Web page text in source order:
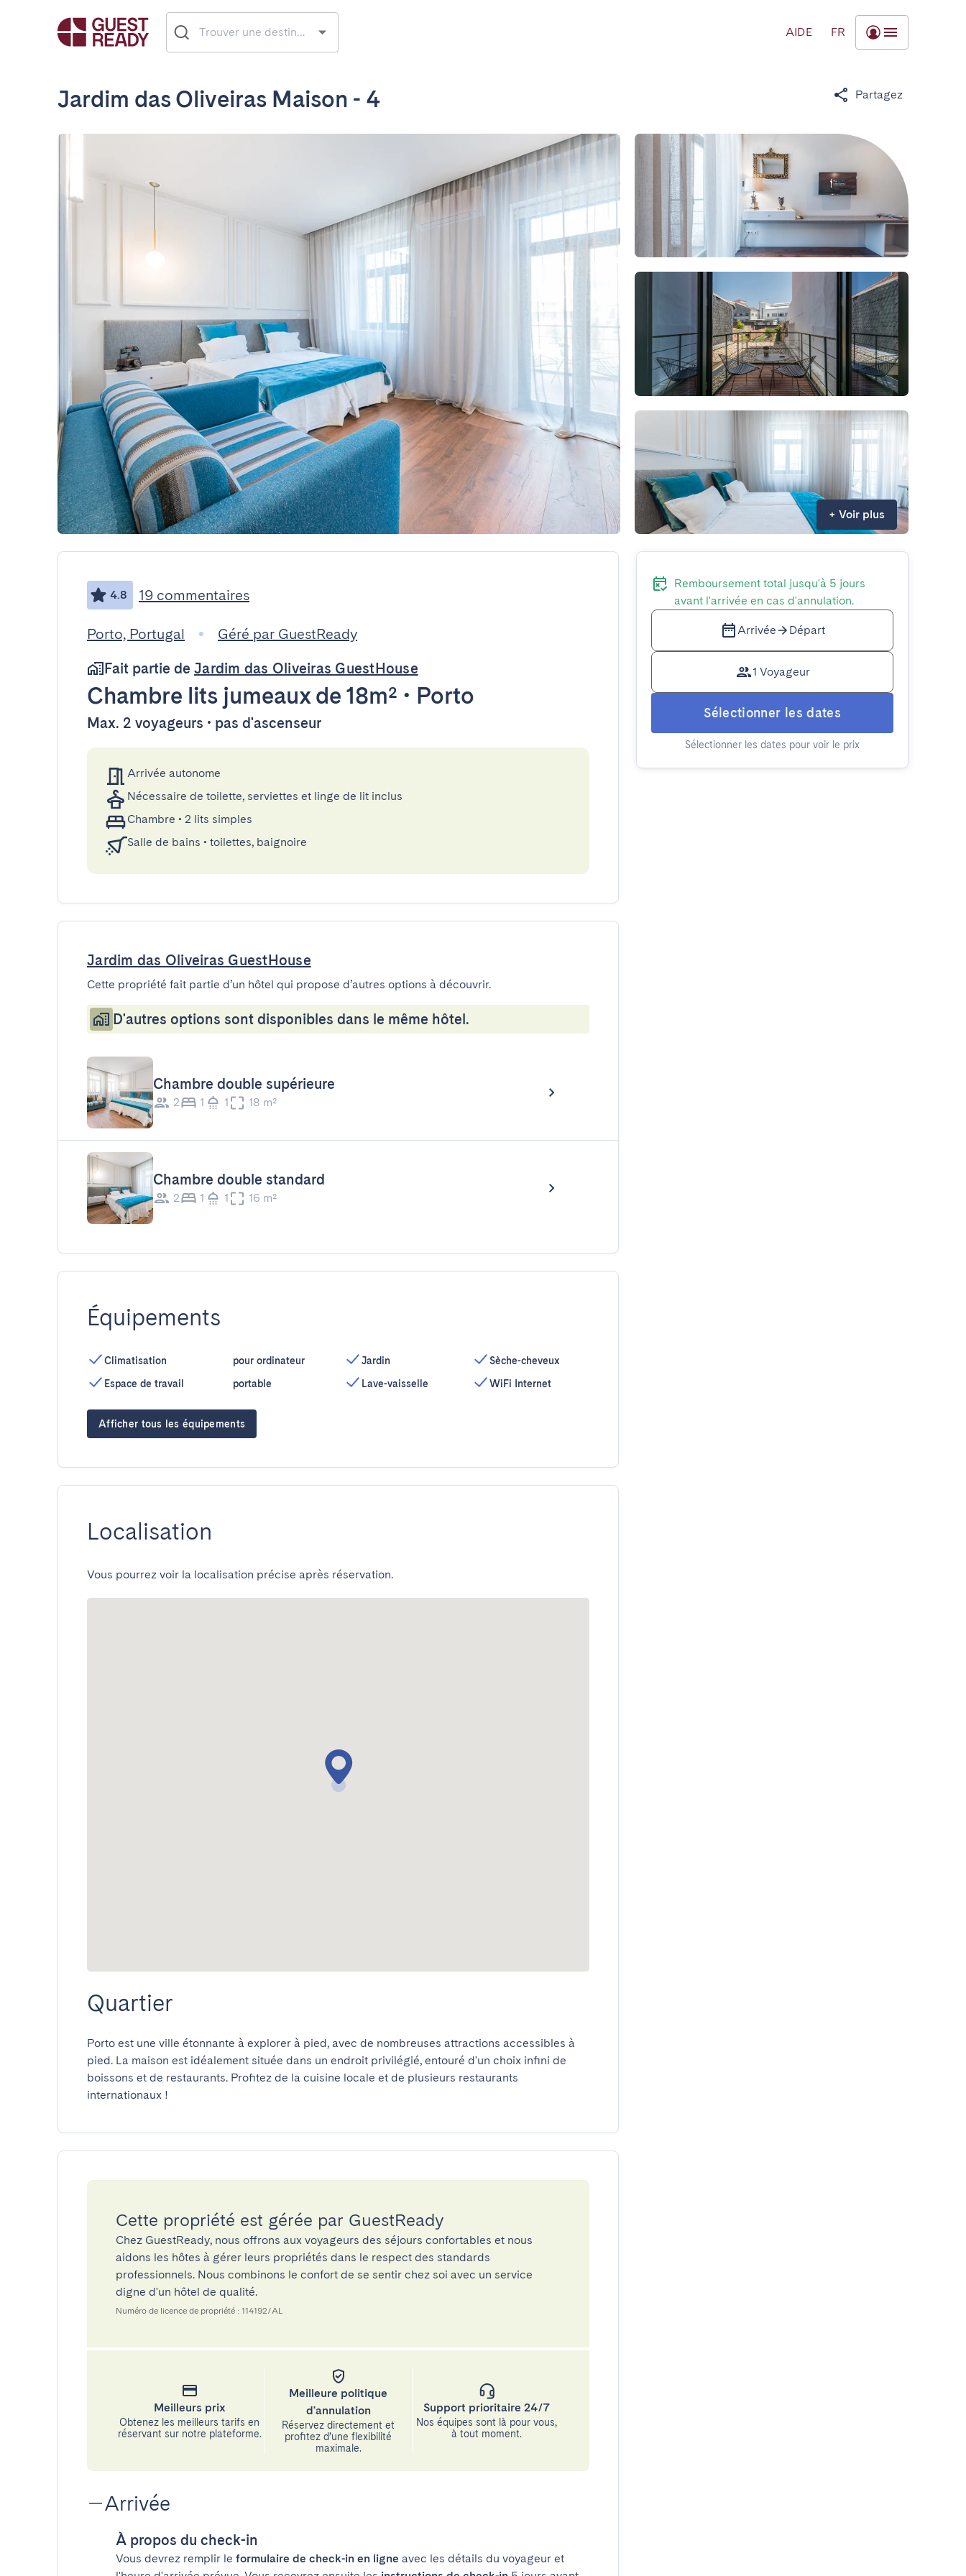
AIDE FR
Jardim das Oliveiras Maison - 4 Partagez
+ Voir plus
4.8 19 commentaires
Porto, Portugal
Géré par GuestReady
Fait partie de Jardim das Oliveiras GuestHouse
Chambre lits jumeauxde 18m² • Porto
Max. 2 voyageurs • pas d'ascenseur
Arrivée autonome
Nécessaire de toilette, serviettes et linge de lit inclus
Chambre • 2 lits simples
Salle de bains • toilettes, baignoire
Jardim das Oliveiras GuestHouse
Cette propriété fait partie d’un hôtel qui propose d’autres options à découvrir.
D'autres options sont disponibles dans le même hôtel.
Chambre double supérieure
2 1 1 18 m²
Chambre double standard
2 1 1 16 m²
Équipements
Climatisation
Espace de travail
pour ordinateur
portable
Jardin
Lave-vaisselle
Sèche-cheveux
WiFi Internet
Afficher tous les équipements
Localisation
Vous pourrez voir la localisation précise après réservation.
Quartier
Porto est une ville étonnante à explorer à pied, avec de nombreuses attractions accessibles à
pied. La maison est idéalement située dans un endroit privilégié, entouré d'un choix infini de
boissons et de restaurants. Profitez de la cuisine locale et de plusieurs restaurants
internationaux !
Cette propriété est gérée par GuestReady
Chez GuestReady, nous offrons aux voyageurs des séjours confortables et nous
aidons les hôtes à gérer leurs propriétés dans le respect des standards
professionnels. Nous combinons le confort de se sentir chez soi avec un service
digne d'un hôtel de qualité.
Numéro de licence de propriété : 114192/AL
Meilleurs prix
Obtenez les meilleurs tarifs en
réservant sur notre plateforme.
Meilleure politique
d'annulation
Réservez directement et
profitez d’une flexibilité
maximale.
Support prioritaire 24/7
Nos équipes sont là pour vous,
à tout moment.
Arrivée
À propos du check-in
Vous devrez remplir le formulaire de check-in en ligne avec les détails du voyageur et
Remboursement total jusqu'à 5 jours
avant l'arrivée en cas d'annulation.
Arrivée Départ
1 Voyageur
Sélectionner les dates
Sélectionner les dates pour voir le prix